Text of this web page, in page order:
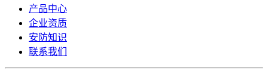
产品中心
企业资质
安防知识
联系我们